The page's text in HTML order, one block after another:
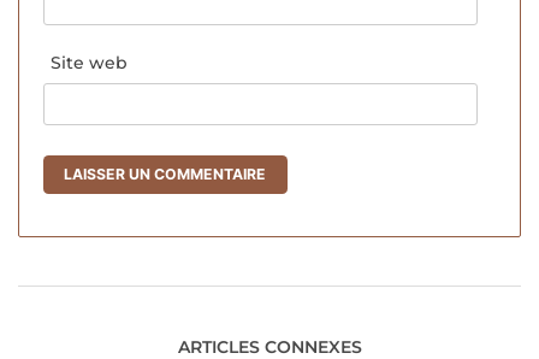
Site web
ARTICLES CONNEXES